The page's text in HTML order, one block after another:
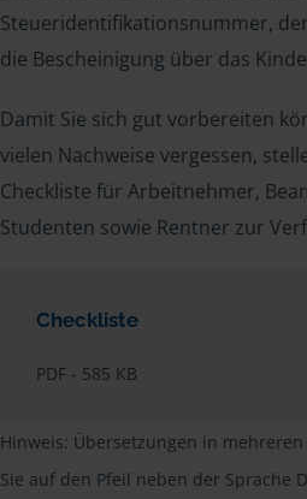
Steueridentifikationsnummer,
die Bescheinigung über das
Damit Sie sich gut vorbereiten
vielen Nachweise vergessen,
Checkliste für Arbeitnehmer,
Studenten sowie Rentner zur
Checkliste
PDF - 585 KB
Hinweis: Übersetzungen in
Sie auf den Pfeil neben der Sprache